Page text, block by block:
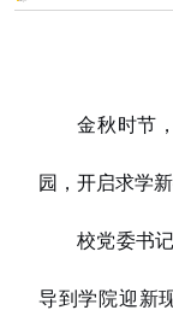
金秋时节
园，开启求学新
校党委书
导到学院迎新